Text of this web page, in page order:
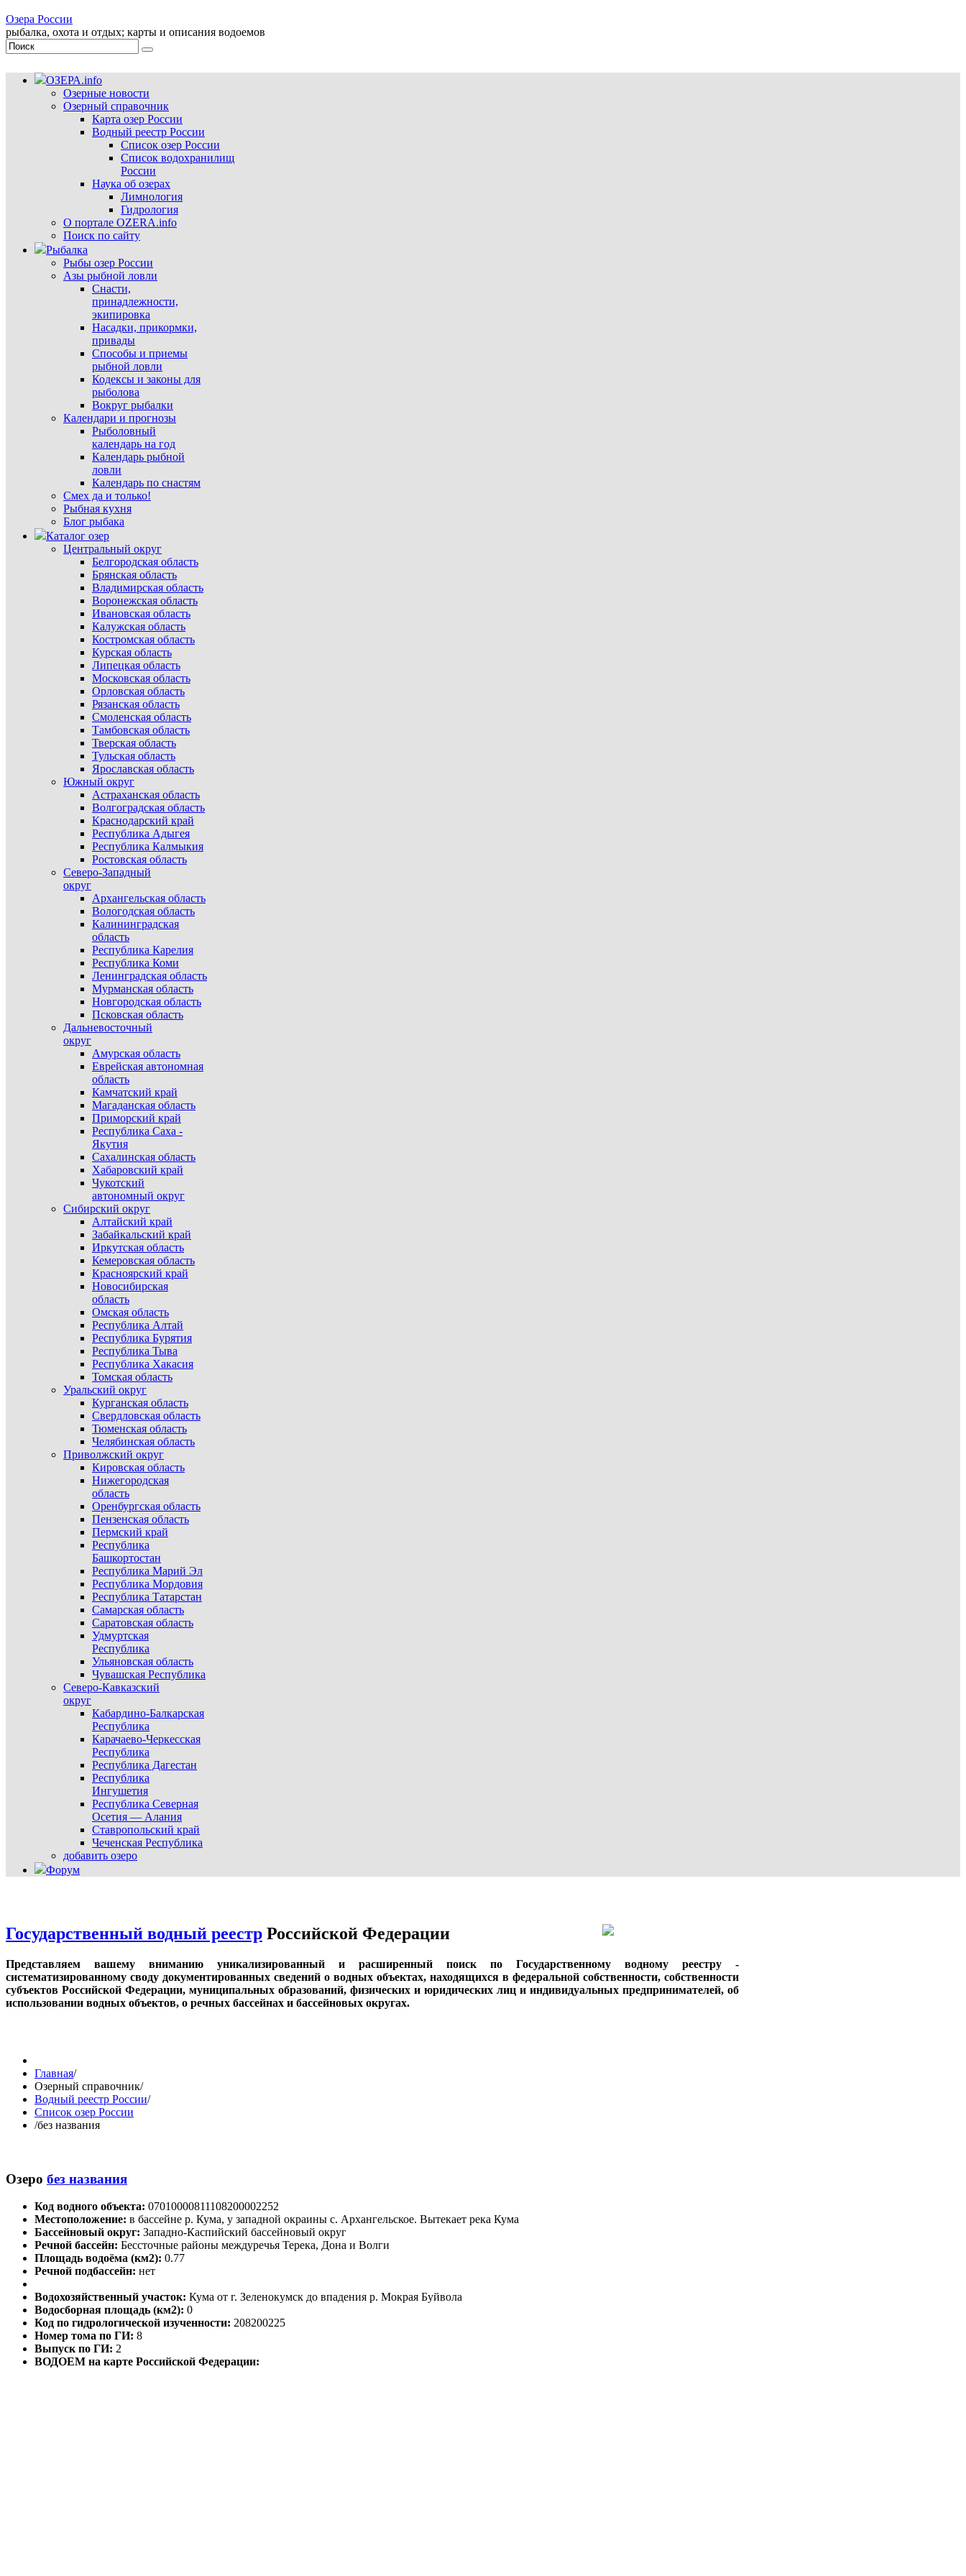
Озера России
рыбалка, охота и отдых; карты и описания водоемов
ОЗЕРА.info
Озерные новости
Озерный справочник
Карта озер России
Водный реестр России
Список озер России
Список водохранилищ
России
Наука об озерах
Лимнология
Гидрология
О портале OZERA.info
Поиск по сайту
Рыбалка
Рыбы озер России
Азы рыбной ловли
Снасти,
принадлежности,
экипировка
Насадки, прикормки,
привады
Способы и приемы
рыбной ловли
Кодексы и законы для
рыболова
Вокруг рыбалки
Календари и прогнозы
Рыболовный
календарь на год
Календарь рыбной
ловли
Календарь по снастям
Смех да и только!
Рыбная кухня
Блог рыбака
Каталог озер
Центральный округ
Белгородская область
Брянская область
Владимирская область
Воронежская область
Ивановская область
Калужская область
Костромская область
Курская область
Липецкая область
Московская область
Орловская область
Рязанская область
Смоленская область
Тамбовская область
Тверская область
Тульская область
Ярославская область
Южный округ
Астраханская область
Волгоградская область
Краснодарский край
Республика Адыгея
Республика Калмыкия
Ростовская область
Северо-Западный
округ
Архангельская область
Вологодская область
Калининградская
область
Республика Карелия
Республика Коми
Ленинградская область
Мурманская область
Новгородская область
Псковская область
Дальневосточный
округ
Амурская область
Еврейская автономная
область
Камчатский край
Магаданская область
Приморский край
Республика Саха -
Якутия
Сахалинская область
Хабаровский край
Чукотский
автономный округ
Сибирский округ
Алтайский край
Забайкальский край
Иркутская область
Кемеровская область
Красноярский край
Новосибирская
область
Омская область
Республика Алтай
Республика Бурятия
Республика Тыва
Республика Хакасия
Томская область
Уральский округ
Курганская область
Свердловская область
Тюменская область
Челябинская область
Приволжский округ
Кировская область
Нижегородская
область
Оренбургская область
Пензенская область
Пермский край
Республика
Башкортостан
Республика Марий Эл
Республика Мордовия
Республика Татарстан
Самарская область
Саратовская область
Удмуртская
Республика
Ульяновская область
Чувашская Республика
Северо-Кавказский
округ
Кабардино-Балкарская
Республика
Карачаево-Черкесская
Республика
Республика Дагестан
Республика
Ингушетия
Республика Северная
Осетия — Алания
Ставропольский край
Чеченская Республика
добавить озеро
Форум
Государственный водный реестр Российской Федерации
Представляем вашему вниманию уникализированный и расширенный поиск по Государственному водному реестру -
систематизированному своду документированных сведений о водных объектах, находящихся в федеральной собственности, собственности
субъектов Российской Федерации, муниципальных образований, физических и юридических лиц и индивидуальных предпринимателей, об
использовании водных объектов, о речных бассейнах и бассейновых округах.
Главная/
Озерный справочник/
Водный реестр России/
Список озер России
/без названия
Озеро без названия
Код водного объекта: 07010000811108200002252
Местоположение: в бассейне р. Кума, у западной окраины с. Архангельское. Вытекает река Кума
Бассейновый округ: Западно-Каспийский бассейновый округ
Речной бассейн: Бессточные районы междуречья Терека, Дона и Волги
Площадь водоёма (км2): 0.77
Речной подбассейн: нет
Водохозяйственный участок: Кума от г. Зеленокумск до впадения р. Мокрая Буйвола
Водосборная площадь (км2): 0
Код по гидрологической изученности: 208200225
Номер тома по ГИ: 8
Выпуск по ГИ: 2
ВОДОЕМ на карте Российской Федерации: